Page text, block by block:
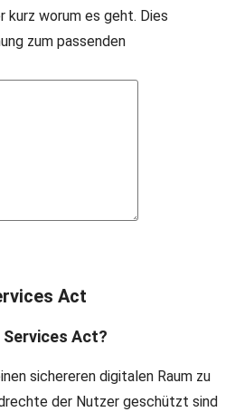
kurz worum es geht. Dies
zum passenden
Act
Act?
sichereren digitalen Raum zu
der Nutzer geschützt sind